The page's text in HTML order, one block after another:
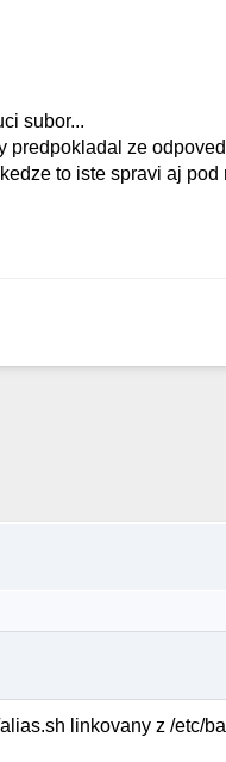
subor...
ze
to iste spravi aj pod
linkovany z /etc/